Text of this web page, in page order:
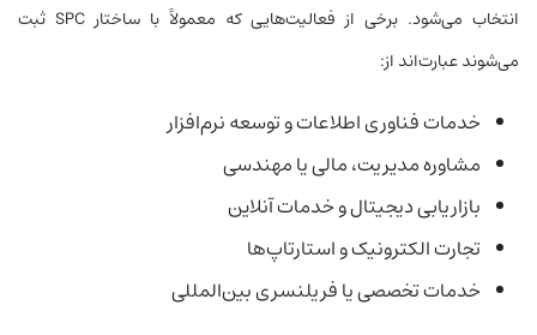
انتخاب می‌شود. برخی از فعالیت‌هایی که معمولاً با ساختار SPC ثبت
می‌شوند عبارت‌اند از:
خدمات فناوری اطلاعات و توسعه نرم‌افزار
مشاوره مدیریت، مالی یا مهندسی
بازاریابی دیجیتال و خدمات آنلاین
تجارت الکترونیک و استارتاپ‌ها
خدمات تخصصی یا فریلنسری بین‌المللی